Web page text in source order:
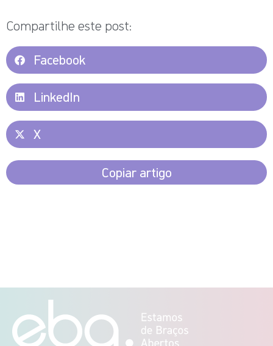
Compartilhe este post:
Facebook
LinkedIn
X
Copiar artigo